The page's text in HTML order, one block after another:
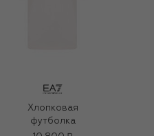
Хлопковая
футболка